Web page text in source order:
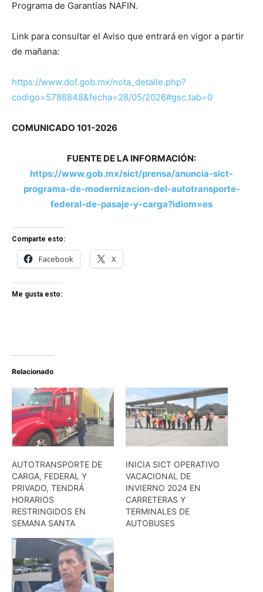
Programa de Garantías NAFIN.
Link para consultar el Aviso que entrará en vigor a partir
de mañana:
https://www.dof.gob.mx/nota_detalle.php?
codigo=5788848&fecha=28/05/2026#gsc.tab=0
COMUNICADO 101-2026
FUENTE DE LA INFORMACIÓN:
https://www.gob.mx/sict/prensa/anuncia-sict-
programa-de-modernizacion-del-autotransporte-
federal-de-pasaje-y-carga?idiom=es
Comparte esto:
Facebook X
Me gusta esto:
Relacionado
AUTOTRANSPORTE DE
CARGA, FEDERAL Y
PRIVADO, TENDRÁ
HORARIOS
RESTRINGIDOS EN
SEMANA SANTA
INICIA SICT OPERATIVO
VACACIONAL DE
INVIERNO 2024 EN
CARRETERAS Y
TERMINALES DE
AUTOBUSES